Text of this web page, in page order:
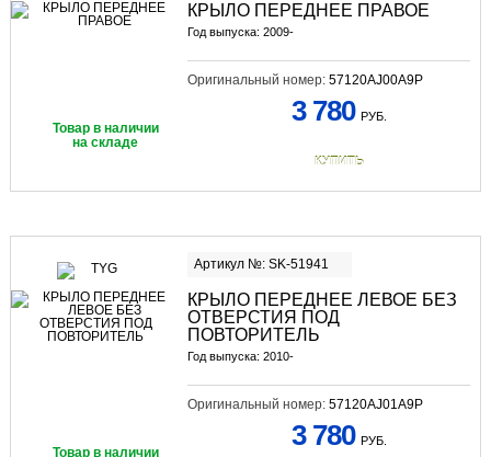
КРЫЛО ПЕРЕДНЕЕ ПРАВОЕ
Год выпуска: 2009-
Оригинальный номер: 57120AJ00A9P
Товар в наличии
на складе
3 780 РУБ.
КУПИТЬ
Артикул №: SK-51941
КРЫЛО ПЕРЕДНЕЕ ЛЕВОЕ БЕЗ
ОТВЕРСТИЯ ПОД
ПОВТОРИТЕЛЬ
Год выпуска: 2010-
Оригинальный номер: 57120AJ01A9P
Товар в наличии
3 780 РУБ.